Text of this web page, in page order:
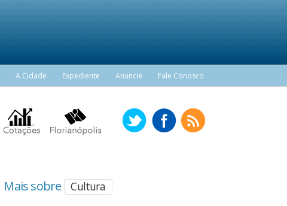
A Cidade Expediente Anuncie Fale Conosco
Mais sobre Cultura